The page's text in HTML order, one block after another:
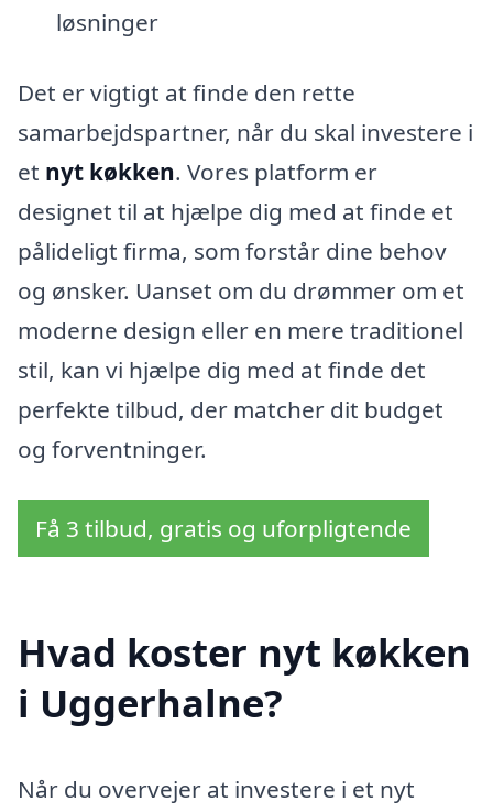
løsninger
Det er vigtigt at finde den rette
samarbejdspartner, når du skal investere i
et nyt køkken. Vores platform er
designet til at hjælpe dig med at finde et
pålideligt firma, som forstår dine behov
og ønsker. Uanset om du drømmer om et
moderne design eller en mere traditionel
stil, kan vi hjælpe dig med at finde det
perfekte tilbud, der matcher dit budget
og forventninger.
Få 3 tilbud, gratis og uforpligtende
Hvad koster nyt køkken
i Uggerhalne?
Når du overvejer at investere i et nyt